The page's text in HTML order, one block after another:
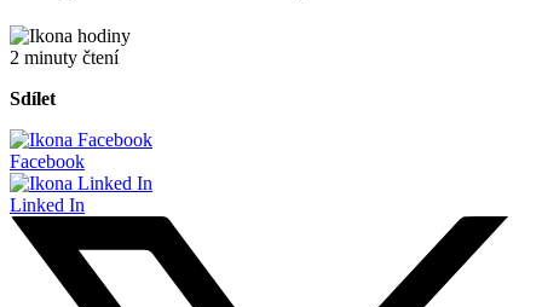
2 minuty čtení
Sdílet
Facebook
Linked In